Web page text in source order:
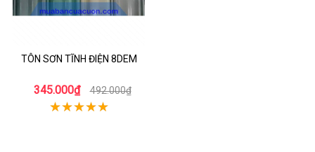
TÔN SƠN TĨNH ĐIỆN 8DEM
345.000₫ 492.000₫